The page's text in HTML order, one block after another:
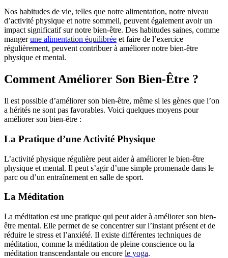
Nos habitudes de vie, telles que notre alimentation, notre niveau
d’activité physique et notre sommeil, peuvent également avoir un
impact significatif sur notre bien-être. Des habitudes saines, comme
mangerune alimentation équilibrée et faire de l’exercice
régulièrement, peuvent contribuer à améliorer notre bien-être
physique et mental.
Comment Améliorer Son Bien-Être ?
Il est possible d’améliorer son bien-être, même si les gènes que l’on
a hérités ne sont pas favorables. Voici quelques moyens pour
améliorer son bien-être :
La Pratique d’une Activité Physique
L’activité physique régulière peut aider à améliorer le bien-être
physique et mental. Il peut s’agir d’une simple promenade dans le
parc ou d’un entraînement en salle de sport.
La Méditation
La méditation est une pratique qui peut aider à améliorer son bien-
être mental. Elle permet de se concentrer sur l’instant présent et de
réduire le stress et l’anxiété. Il existe différentes techniques de
méditation, comme la méditation de pleine conscience ou la
méditation transcendantale ou encore le yoga.